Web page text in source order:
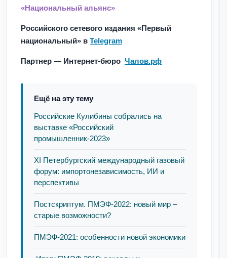
«Национальный альянс»
Российского сетевого издания «Первый
национальный» в Telegram
Партнер — Интернет-бюро Чалов.рф
Ещё на эту тему
Российские Кулибины собрались на
выставке «Российский
промышленник-2023»
XI Петербургский международный газовый
форум: импортонезависимость, ИИ и
перспективы
Постскриптум. ПМЭФ-2022: новый мир –
старые возможности?
ПМЭФ-2021: особенности новой экономики